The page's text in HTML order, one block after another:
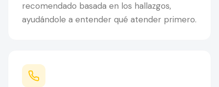
recomendado basada en los hallazgos,
ayudándole a entender qué atender primero.